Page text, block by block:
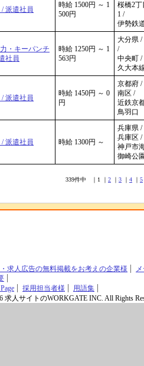
派遣社員
時給 1500円 ～ 1
500円
桜橋2丁
1 /
伊勢鉄
・キーパンチ
社員
時給 1250円 ～ 1
563円
大分県 /
/
中央町 /
久大本
派遣社員
時給 1450円 ～ 0
円
京都府 /
南区 /
近鉄京
鳥羽口
派遣社員 時給 1300円 ～
兵庫県 /
兵庫区 /
神戸市
御崎公
339件中 ｜1 ｜ 2 ｜ 3 ｜ 4 ｜ 5
求人広告の無料掲載をお考えの企業様
採用担当者様
用語集
求人サイトのWORKGATE INC. All Rights